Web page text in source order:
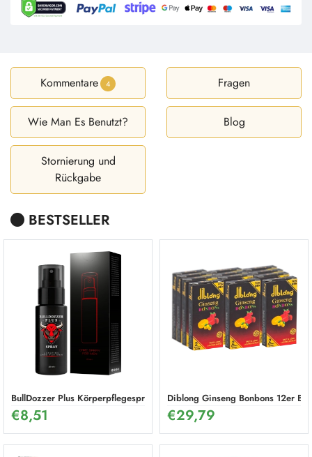
Kommentare 4 Fragen
Wie Man Es Benutzt? Blog
Stornierung und
Rückgabe
BESTSELLER
BullDozzer Plus Körperpflegespray
€8,51
Diblong Ginseng Bonbons 12er Box
€29,79